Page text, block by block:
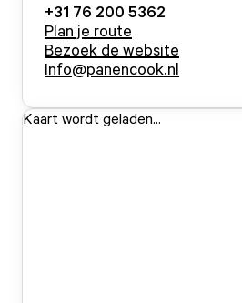
+31 76 200 5362
Plan je route
Bezoek de website
Info@panencook.nl
Kaart wordt geladen...